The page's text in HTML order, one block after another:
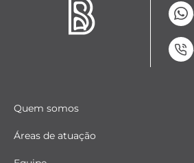
Quem somos
Áreas de atuação